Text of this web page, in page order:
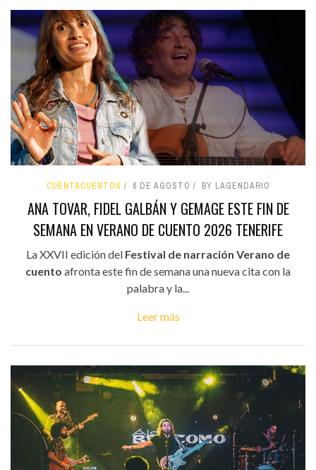
CUENTACUENTOS 6 DE AGOSTO BY LAGENDARIO
ANA TOVAR, FIDEL GALBÁN Y GEMAGE ESTE FIN DE
SEMANA EN VERANO DE CUENTO 2026 TENERIFE
La XXVII edición del Festival de narración Verano de
cuento afronta este fin de semana una nueva cita con la
palabra y la...
Leer más